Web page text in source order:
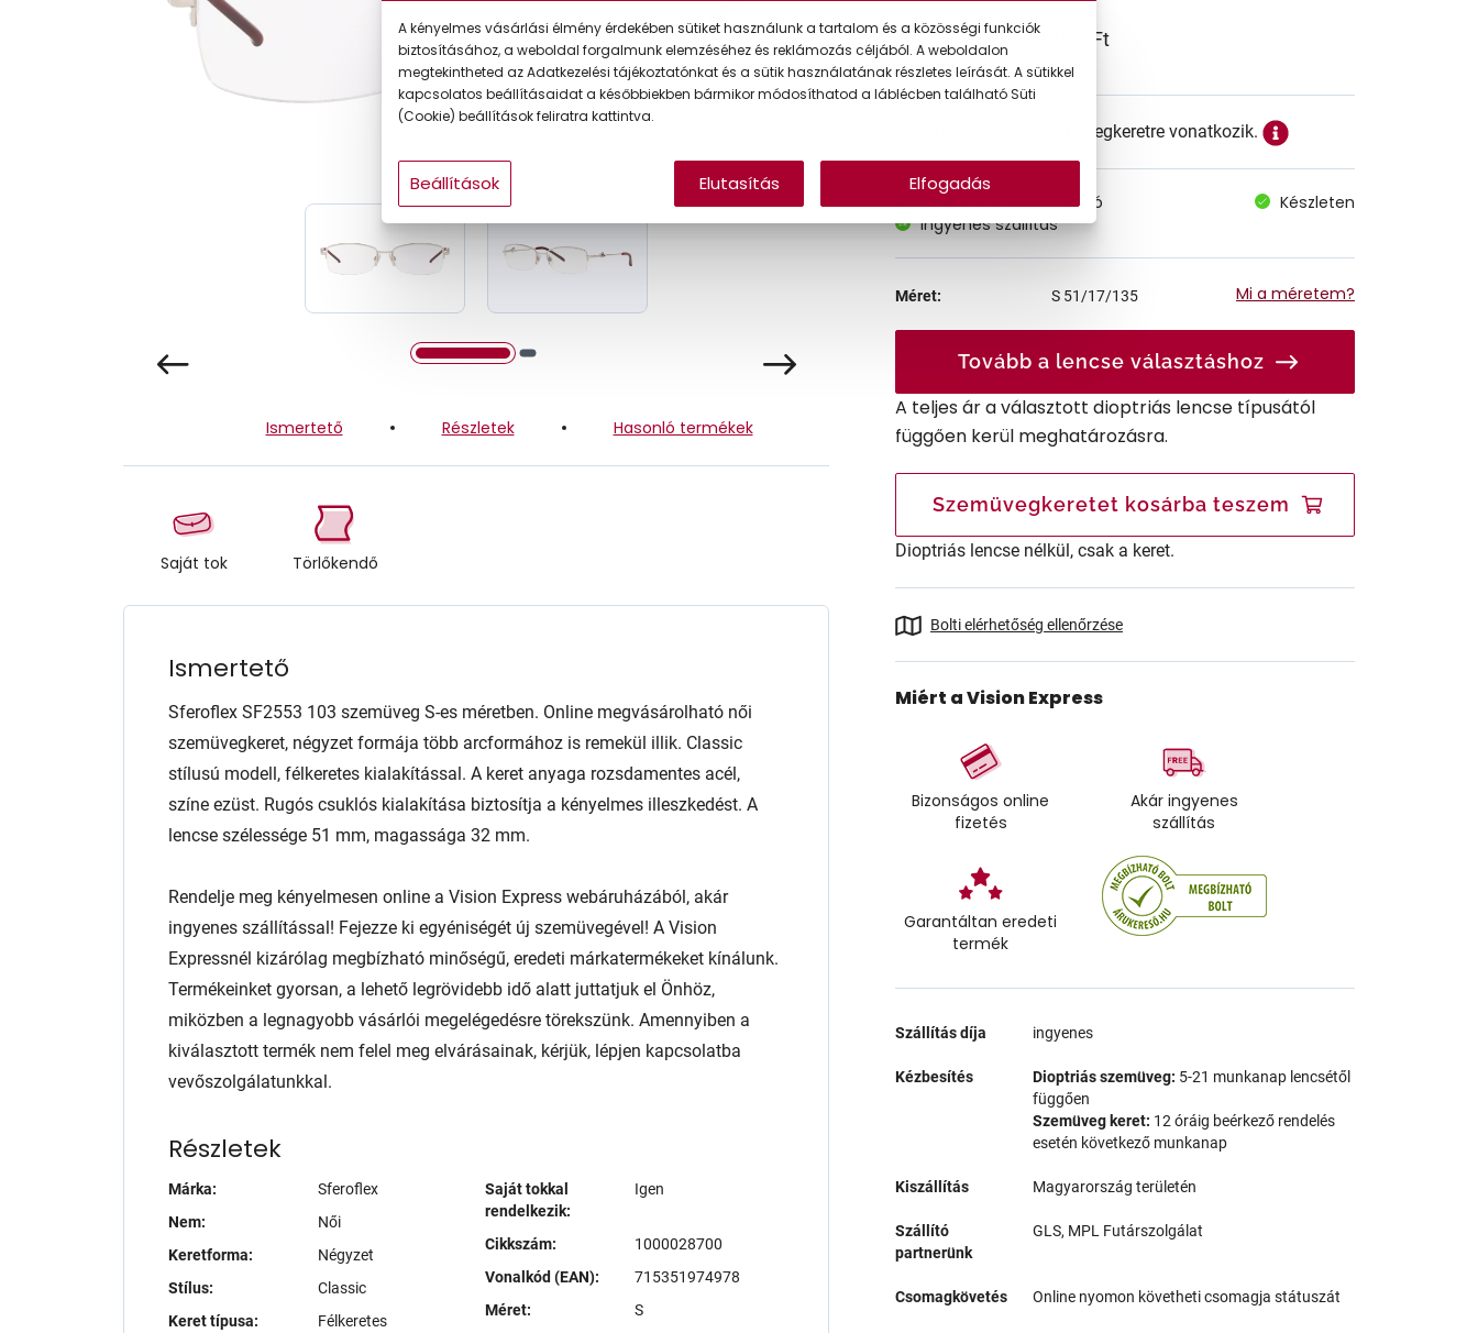
Gyermek
Ismertető Részletek Hasonló termékek
Saját tok Törlőkendő
Ismertető
Sferoflex SF2553 103 szemüveg S-es méretben. Online megvásárolható női
szemüvegkeret, négyzet formája több arcformához is remekül illik. Classic
stílusú modell, félkeretes kialakítással. A keret anyaga rozsdamentes acél,
színe ezüst. Rugós csuklós kialakítása biztosítja a kényelmes illeszkedést. A
lencse szélessége 51 mm, magassága 32 mm.
Rendelje meg kényelmesen online a Vision Express webáruházából, akár
ingyenes szállítással! Fejezze ki egyéniségét új szemüvegével! A Vision
Expressnél kizárólag megbízható minőségű, eredeti márkatermékeket kínálunk.
Termékeinket gyorsan, a lehető legrövidebb idő alatt juttatjuk el Önhöz,
miközben a legnagyobb vásárlói megelégedésre törekszünk. Amennyiben a
kiválasztott termék nem felel meg elvárásainak, kérjük, lépjen kapcsolatba
vevőszolgálatunkkal.
Részletek
Márka:
Sferoflex
Nem:
Női
Keretforma:
Négyzet
Stílus:
Classic
Keret típusa:
Félkeretes
Saját tokkal
rendelkezik:
Igen
Cikkszám:
1000028700
Vonalkód (EAN):
715351974978
Méret:
S
41.990 Ft
A feltűntetett ár a szemüvegkeretre vonatkozik.
Online megvásárolható
Készleten
Ingyenes szállítás
Méret: S 51/17/135 Mi a méretem?
Tovább a lencse választáshoz
A teljes ár a választott dioptriás lencse típusától
függően kerül meghatározásra.
Szemüvegkeretet kosárba teszem
Dioptriás lencse nélkül, csak a keret.
Bolti elérhetőség ellenőrzése
Miért a Vision Express
Bizonságos online
fizetés
Akár ingyenes
szállítás
Garantáltan eredeti
termék
Szállítás díja ingyenes
Kézbesítés Dioptriás szemüveg: 5-21 munkanap lencsétől
függően
Szemüveg keret: 12 óráig beérkező rendelés
esetén következő munkanap
Kiszállítás Magyarország területén
Szállító
partnerünk
GLS, MPL Futárszolgálat
Csomagkövetés Online nyomon követheti csomagja státuszát
A kényelmes vásárlási élmény érdekében sütiket használunk a tartalom és a közösségi funkciók
biztosításához, a weboldal forgalmunk elemzéséhez és reklámozás céljából. A weboldalon
megtekintheted az Adatkezelési tájékoztatónkat és a sütik használatának részletes leírását. A sütikkel
kapcsolatos beállításaidat a későbbiekben bármikor módosíthatod a láblécben található Süti
(Cookie) beállítások feliratra kattintva.
Beállítások Elutasítás Elfogadás